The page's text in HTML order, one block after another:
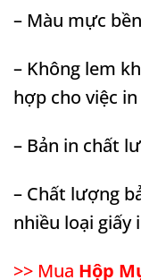
– Màu mực
– Không lem
hợp cho việc
– Bản in chất
– Chất lượng
nhiều loại giấy
>> Mua Hộp